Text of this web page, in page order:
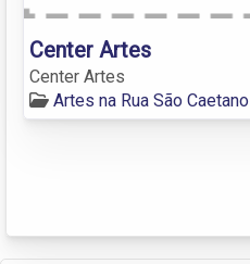
Center Artes
Center Artes
Artes na Rua São Caetano